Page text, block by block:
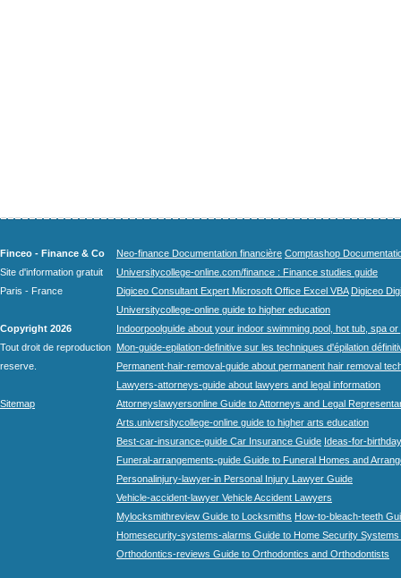
Finceo - Finance & Co
Site d'information gratuit
Paris - France
Copyright 2026
Tout droit de reproduction
reserve.
Sitemap
Neo-finance Documentation financière Comptashop
Universitycollege-online.com/finance : Finance studies guide
Digiceo Consultant Expert Microsoft Office Excel VBA Digiceo
Universitycollege-online guide to higher education
Indoorpoolguide about your indoor swimming pool, hot tub, spa
Mon-guide-epilation-definitive sur les techniques d'épilation
Permanent-hair-removal-guide about permanent hair removal
Lawyers-attorneys-guide about lawyers and legal information
Attorneyslawyersonline Guide to Attorneys and Legal
Arts.universitycollege-online guide to higher arts education
Best-car-insurance-guide Car Insurance Guide Ideas-for-
Funeral-arrangements-guide Guide to Funeral Homes and
Personalinjury-lawyer-in Personal Injury Lawyer Guide
Vehicle-accident-lawyer Vehicle Accident Lawyers
Mylocksmithreview Guide to Locksmiths How-to-bleach-teeth
Homesecurity-systems-alarms Guide to Home Security Systems
Orthodontics-reviews Guide to Orthodontics and Orthodontists